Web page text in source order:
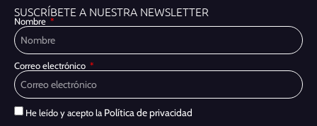
SUSCRÍBETE A NUESTRA NEWSLETTER
Nombre
Correo electrónico
He leído y acepto la Política de privacidad